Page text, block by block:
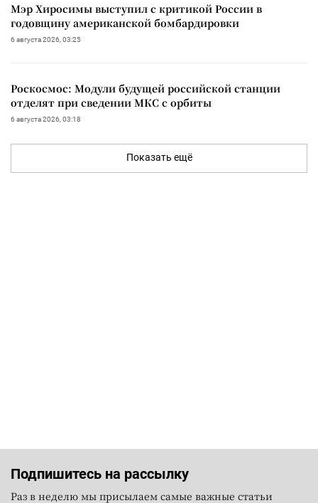
Мэр Хиросимы выступил с критикой России в
годовщину американской бомбардировки
6 августа 2026, 03:25
Роскосмос: Модули будущей российской станции
отделят при сведении МКС с орбиты
6 августа 2026, 03:18
Показать ещё
Подпишитесь на рассылку
Раз в неделю мы присылаем самые важные статьи